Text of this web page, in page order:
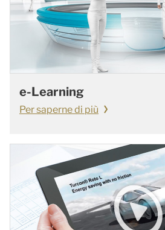
e-Learning
Per saperne di più